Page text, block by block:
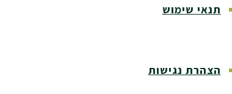
תנאי שימוש
הצהרת נגישות